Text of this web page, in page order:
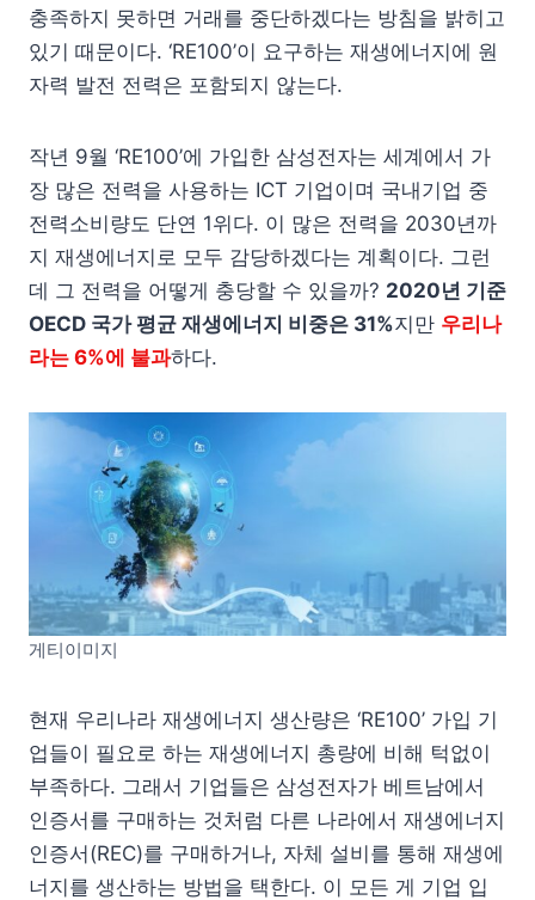
충족하지 못하면 거래를 중단하겠다는 방침을 밝히고
있기 때문이다. ‘RE100’이 요구하는 재생에너지에 원
자력 발전 전력은 포함되지 않는다.
작년 9월 ‘RE100’에 가입한 삼성전자는 세계에서 가
장 많은 전력을 사용하는 ICT 기업이며 국내기업 중
전력소비량도 단연 1위다. 이 많은 전력을 2030년까
지 재생에너지로 모두 감당하겠다는 계획이다. 그런
데 그 전력을 어떻게 충당할 수 있을까? 2020년 기준
OECD 국가 평균 재생에너지 비중은 31%지만 우리나
라는 6%에 불과하다.
게티이미지
현재 우리나라 재생에너지 생산량은 ‘RE100’ 가입 기
업들이 필요로 하는 재생에너지 총량에 비해 턱없이
부족하다. 그래서 기업들은 삼성전자가 베트남에서
인증서를 구매하는 것처럼 다른 나라에서 재생에너지
인증서(REC)를 구매하거나, 자체 설비를 통해 재생에
너지를 생산하는 방법을 택한다. 이 모든 게 기업 입